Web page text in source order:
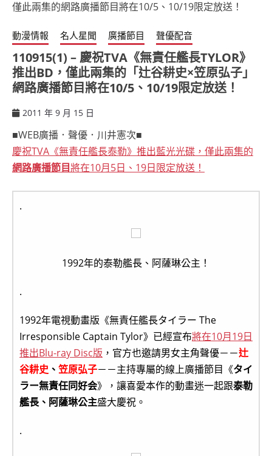
動漫情報 名人星聞 廣播節目 聲優配音
110915(1) – 慶祝TVA《無責任艦長TYLOR》
推出BD，僅此兩集的「辻谷耕史×笠原弘子」
網路廣播節目將在10/5、10/19限定放送！
2011 年 9 月 15 日
■WEB廣播．聲優．川井憲次■
慶祝TVA《無責任艦長泰勒》推出藍光光碟，僅此兩集的
網路廣播節目將在10月5日、19日限定放送！
.
1992年的泰勒艦長、阿薩琳公主！
.
1992年電視動畫版《無責任艦長タイラー The
Irresponsible Captain Tylor》已經宣布將在10月19日
推出Blu-ray Disc版 ，官方也邀請男女主角聲優－－辻
谷耕史 、 笠原弘子－－主持專屬的線上廣播節目《タイ
ラー無責任同好会》，讓喜愛本作的動畫迷一起跟泰勒
艦長、阿薩琳公主盛大慶祝。
.